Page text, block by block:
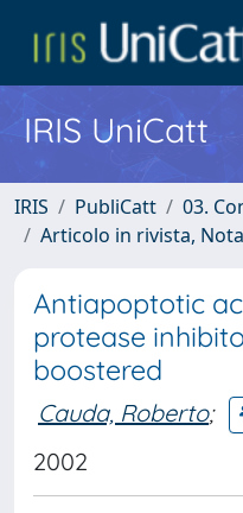
IRIS UniCatt
IRIS PubliCatt
03.
Articolo in rivista,
Antiapoptotic
protease
boostered
Cauda, Roberto;
2002